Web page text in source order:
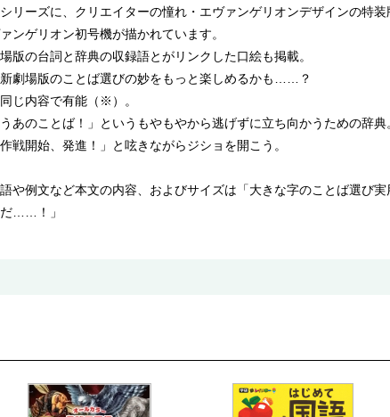
リーズに、クリエイターの憧れ・エヴァンゲリオンデザインの特装
ンゲリオン初号機が描かれています。
版の台詞と辞典の収録語とがリンクした口絵も掲載。
劇場版のことば選びの妙をもっと楽しめるかも……？
じ内容で有能（※）。
あのことば！」というもやもやから逃げずに立ち向かうための辞典
戦開始、発進！」と呟きながらジショを開こう。
や例文など本文の内容、およびサイズは「大きな字のことば選び実
だ……！」